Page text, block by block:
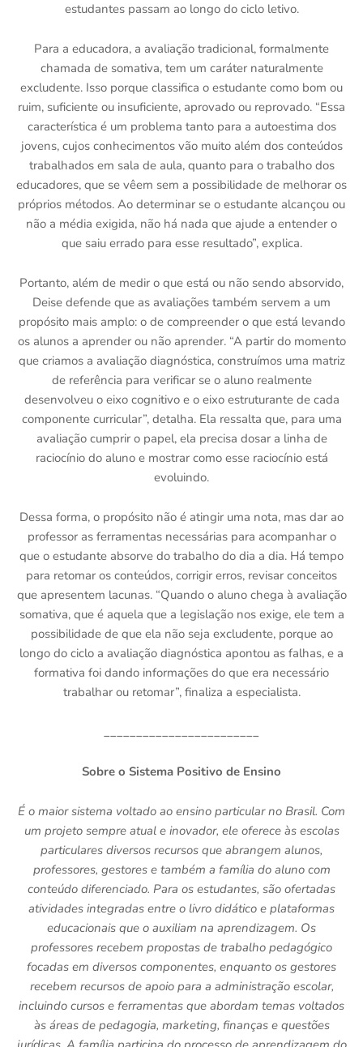
estudantes passam ao longo do ciclo letivo.
Para a educadora, a avaliação tradicional, formalmente
chamada de somativa, tem um caráter naturalmente
excludente. Isso porque classifica o estudante como bom ou
ruim, suficiente ou insuficiente, aprovado ou reprovado. “Essa
característica é um problema tanto para a autoestima dos
jovens, cujos conhecimentos vão muito além dos conteúdos
trabalhados em sala de aula, quanto para o trabalho dos
educadores, que se vêem sem a possibilidade de melhorar os
próprios métodos. Ao determinar se o estudante alcançou ou
não a média exigida, não há nada que ajude a entender o
que saiu errado para esse resultado”, explica.
Portanto, além de medir o que está ou não sendo absorvido,
Deise defende que as avaliações também servem a um
propósito mais amplo: o de compreender o que está levando
os alunos a aprender ou não aprender. “A partir do momento
que criamos a avaliação diagnóstica, construímos uma matriz
de referência para verificar se o aluno realmente
desenvolveu o eixo cognitivo e o eixo estruturante de cada
componente curricular”, detalha. Ela ressalta que, para uma
avaliação cumprir o papel, ela precisa dosar a linha de
raciocínio do aluno e mostrar como esse raciocínio está
evoluindo.
Dessa forma, o propósito não é atingir uma nota, mas dar ao
professor as ferramentas necessárias para acompanhar o
que o estudante absorve do trabalho do dia a dia. Há tempo
para retomar os conteúdos, corrigir erros, revisar conceitos
que apresentem lacunas. “Quando o aluno chega à avaliação
somativa, que é aquela que a legislação nos exige, ele tem a
possibilidade de que ela não seja excludente, porque ao
longo do ciclo a avaliação diagnóstica apontou as falhas, e a
formativa foi dando informações do que era necessário
trabalhar ou retomar”, finaliza a especialista.
________________________
Sobre o Sistema Positivo de Ensino
É o maior sistema voltado ao ensino particular no Brasil. Com
um projeto sempre atual e inovador, ele oferece às escolas
particulares diversos recursos que abrangem alunos,
professores, gestores e também a família do aluno com
conteúdo diferenciado. Para os estudantes, são ofertadas
atividades integradas entre o livro didático e plataformas
educacionais que o auxiliam na aprendizagem. Os
professores recebem propostas de trabalho pedagógico
focadas em diversos componentes, enquanto os gestores
recebem recursos de apoio para a administração escolar,
incluindo cursos e ferramentas que abordam temas voltados
às áreas de pedagogia, marketing, finanças e questões